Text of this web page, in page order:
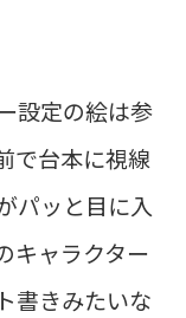
設定の絵は参
で台本に視線
パッと目に入
キャラクター
書きみたいな